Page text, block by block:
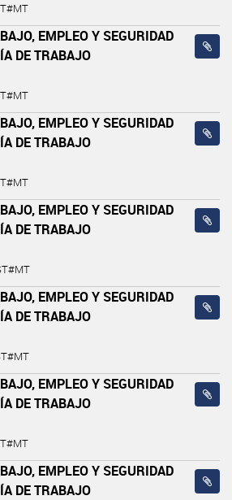
EMPLEO Y SEGURIDAD
DE TRABAJO
EMPLEO Y SEGURIDAD
DE TRABAJO
EMPLEO Y SEGURIDAD
DE TRABAJO
EMPLEO Y SEGURIDAD
DE TRABAJO
EMPLEO Y SEGURIDAD
DE TRABAJO
EMPLEO Y SEGURIDAD
DE TRABAJO